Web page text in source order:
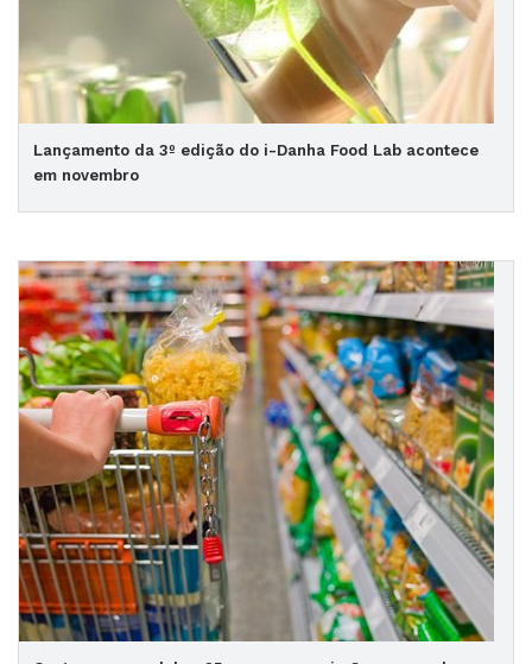
Lançamento da 3º edição do i-Danha Food Lab acontece
em novembro